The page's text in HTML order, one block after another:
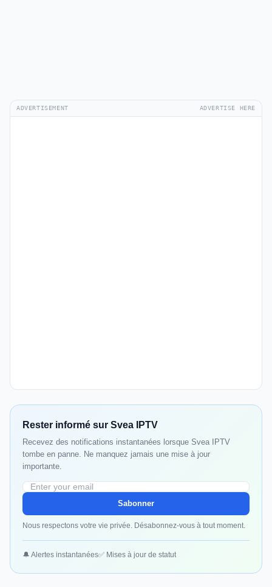
ADVERTISEMENT ADVERTISE HERE
Rester informé sur Svea IPTV
Recevez des notifications instantanées lorsque Svea IPTV
tombe en panne. Ne manquez jamais une mise à jour
importante.
Sabonner
Nous respectons votre vie privée. Désabonnez-vous à tout moment.
🔔 Alertes instantanées✅ Mises à jour de statut